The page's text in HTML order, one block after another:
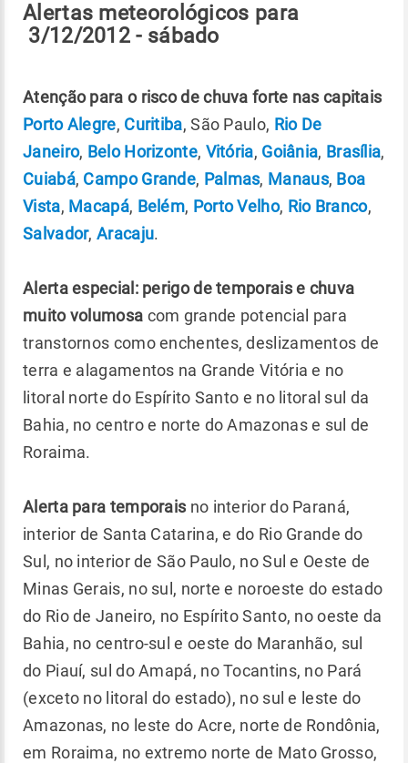
Alertas meteorológicos para
3/12/2012 - sábado
Atenção para o risco de chuva forte nas capitais
Porto Alegre, Curitiba, São Paulo, Rio De
Janeiro, Belo Horizonte, Vitória, Goiânia, Brasília,
Cuiabá, Campo Grande, Palmas, Manaus, Boa
Vista, Macapá, Belém, Porto Velho, Rio Branco,
Salvador,Aracaju.
Alerta especial: perigo de temporais e chuva
muito volumosa com grande potencial para
transtornos como enchentes, deslizamentos de
terra e alagamentos na Grande Vitória e no
litoral norte do Espírito Santo e no litoral sul da
Bahia, no centro e norte do Amazonas e sul de
Roraima.
Alerta para temporais no interior do Paraná,
interior de Santa Catarina, e do Rio Grande do
Sul, no interior de São Paulo, no Sul e Oeste de
Minas Gerais, no sul, norte e noroeste do estado
do Rio de Janeiro, no Espírito Santo, no oeste da
Bahia, no centro-sul e oeste do Maranhão, sul
do Piauí, sul do Amapá, no Tocantins, no Pará
(exceto no litoral do estado), no sul e leste do
Amazonas, no leste do Acre, norte de Rondônia,
em Roraima, no extremo norte de Mato Grosso,